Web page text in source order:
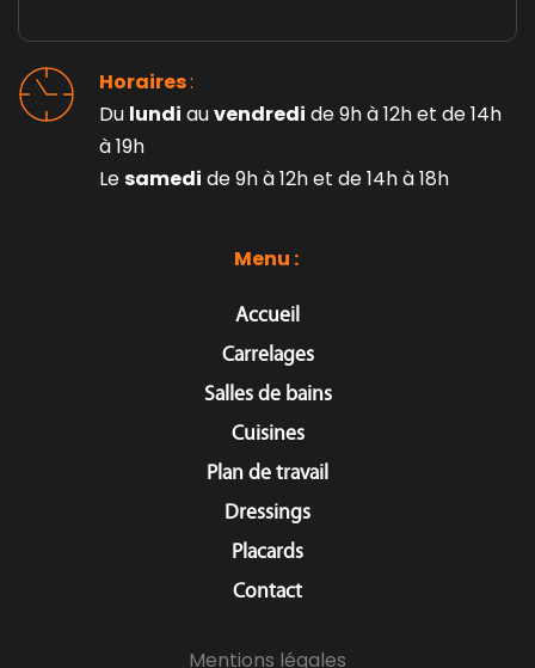
Menu :
Accueil
Carrelages
Salles de bains
Cuisines
Plan de travail
Dressings
Placards
Contact
Horaires :
Du lundi au vendredi de 9h à 12h et de 14h
à 19h
Le samedi de 9h à 12h et de 14h à 18h
Mentions légales